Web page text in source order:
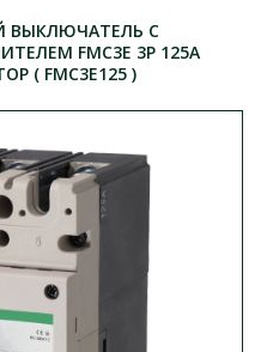
ВЫКЛЮЧАТЕЛЬ С
FMC3E 3P 125A
( FMC3E125 )